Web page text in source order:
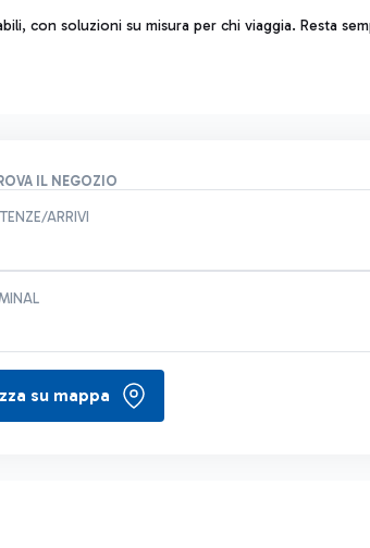
con soluzioni su misura per chi viaggia. Resta
IL NEGOZIO
ARRIVI
su mappa